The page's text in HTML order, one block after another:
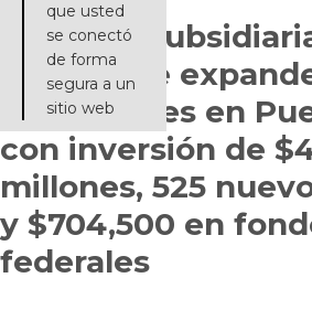
que usted
se conectó
de forma
segura a un
sitio web
RTX y su
Aerospace
operaciones en
con inversión de
millones, 525
y $704,500 en
federales